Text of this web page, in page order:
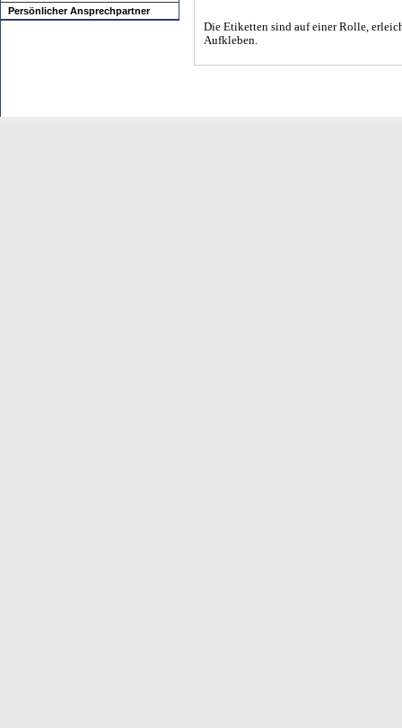
Persönlicher Ansprechpartner
Die Etiketten sind auf einer Rolle,
Aufkleben.